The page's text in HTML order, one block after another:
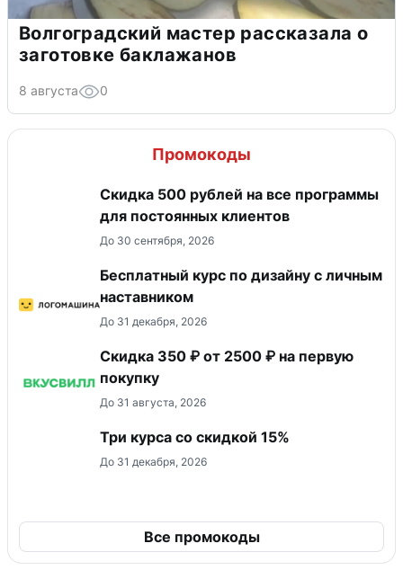
Волгоградский мастер рассказала о
заготовке баклажанов
8 августа 0
Промокоды
Скидка 500 рублей на все программы
для постоянных клиентов
До 30 сентября, 2026
Бесплатный курс по дизайну с личным
наставником
До 31 декабря, 2026
Скидка 350 ₽ от 2500 ₽ на первую
покупку
До 31 августа, 2026
Три курса со скидкой 15%
До 31 декабря, 2026
Все промокоды